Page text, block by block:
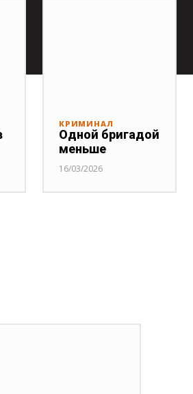
КРИМИНАЛ
Одной бригадой
меньше
16/03/2026